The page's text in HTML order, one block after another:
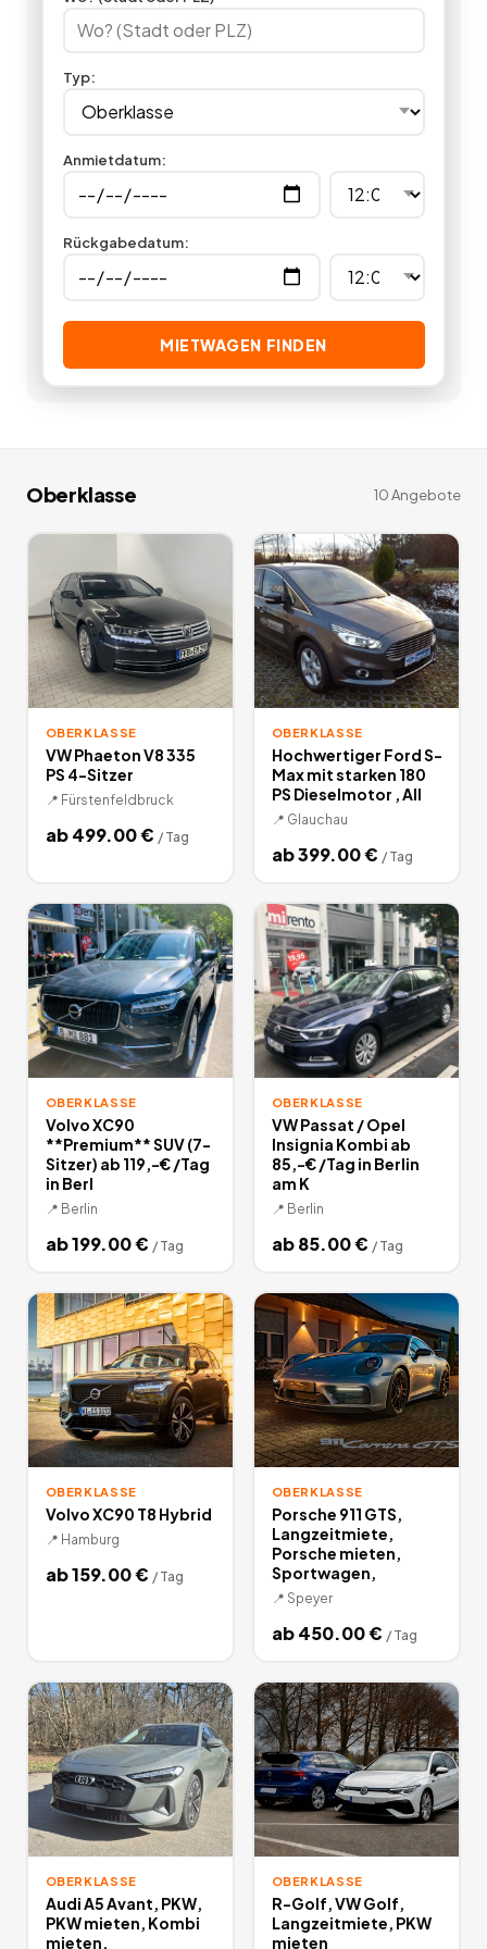
Miet24 Angebote zu Chauffeur- und Limousinenservice für
Hochzeit, Hochzeitstag oder Geburtstag oder auch
geschäftlich, mit einem Oberklasse Mietwagen machen Sie
immer eine gute Figur.
deutschlandweit.
Typ:
Anmietdatum:
Rückgabedatum:
MIETWAGEN FINDEN
Oberklasse 10Angebote
OBERKLASSE
VW Phaeton V8 335
PS 4-Sitzer
📍 Fürstenfeldbruck
ab499.00€ / Tag
OBERKLASSE
Hochwertiger Ford S-
Max mit starken 180
PS Dieselmotor , All
📍 Glauchau
ab399.00€ / Tag
OBERKLASSE
Volvo XC90
**Premium** SUV (7-
Sitzer) ab 119,-€ /Tag
in Berl
📍 Berlin
ab199.00€ / Tag
OBERKLASSE
VW Passat / Opel
Insignia Kombi ab
85,-€ /Tag in Berlin
am K
📍 Berlin
ab85.00€ / Tag
OBERKLASSE
Volvo XC90 T8 Hybrid
📍 Hamburg
ab159.00€ / Tag
OBERKLASSE
Porsche 911 GTS,
Langzeitmiete,
Porsche mieten,
Sportwagen,
📍 Speyer
ab450.00€ / Tag
OBERKLASSE
Audi A5 Avant, PKW,
PKW mieten, Kombi
mieten,
OBERKLASSE
R-Golf, VW Golf,
Langzeitmiete, PKW
mieten